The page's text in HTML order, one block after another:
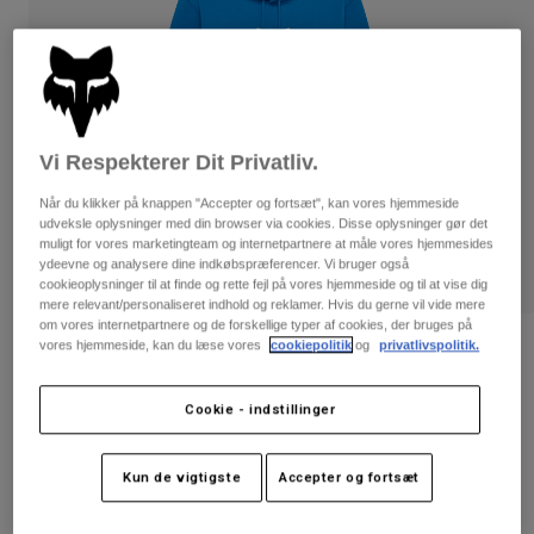
Bukser
Shorts
Jakker
Handsker
Beskyttelser
Briller
Tilbehør
Bukser
Handsker
Protections
Briller
Sokker
Spare parts
Se alle
Women
T-Shirts & Tops
Hoodies og sweatre
Jakker
Bukser & Shorts
Guards
Goggles
Socks
Se alle
Moto
Helmets
Jerseys
Guards
Bewertungen
Shield Pullover-hættetrøje
36268
Price reduced from
to419,4 kr 40% OFF
Vi Respekterer Dit Privatliv.
Når du klikker på knappen "Accepter og fortsæt", kan vores hjemmeside
udveksle oplysninger med din browser via cookies. Disse oplysninger gør det
muligt for vores marketingteam og internetpartnere at måle vores hjemmesides
ydeevne og analysere dine indkøbspræferencer. Vi bruger også
cookieoplysninger til at finde og rette fejl på vores hjemmeside og til at vise dig
mere relevant/personaliseret indhold og reklamer. Hvis du gerne vil vide mere
om vores internetpartnere og de forskellige typer af cookies, der bruges på
vores hjemmeside, kan du læse vores
cookiepolitik og privatlivspolitik.
Cookie - indstillinger
Kun de vigtigste Accepter og fortsæt